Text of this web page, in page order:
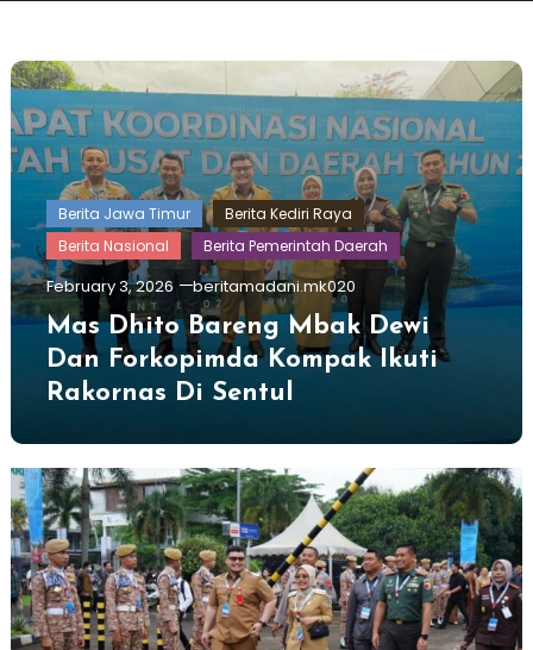
Berita Jawa Timur
Berita Kediri Raya
Berita Nasional
Berita Pemerintah Daerah
February 3, 2026 beritamadani.mk020
Mas Dhito Bareng Mbak Dewi
Dan Forkopimda Kompak Ikuti
Rakornas Di Sentul